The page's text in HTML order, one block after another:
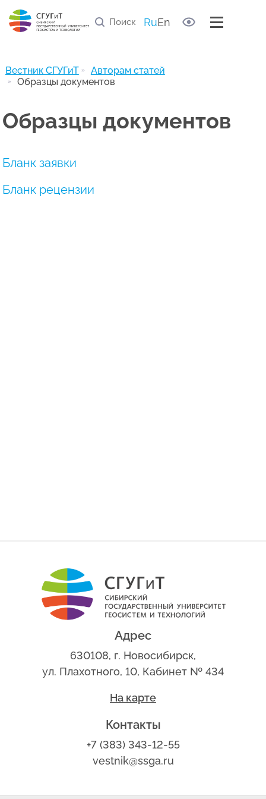
RuEn
Правила рецензирования статей
Список научных рецензентов
Полезные ссылки
Вестник СГУГиТ
Авторам статей
Образцы документов
Образцы документов
Бланк заявки
Бланк рецензии
Адрес
630108, г. Новосибирск,
ул. Плахотного, 10, Кабинет № 434
На карте
Контакты
+7 (383) 343-12-55
vestnik@ssga.ru